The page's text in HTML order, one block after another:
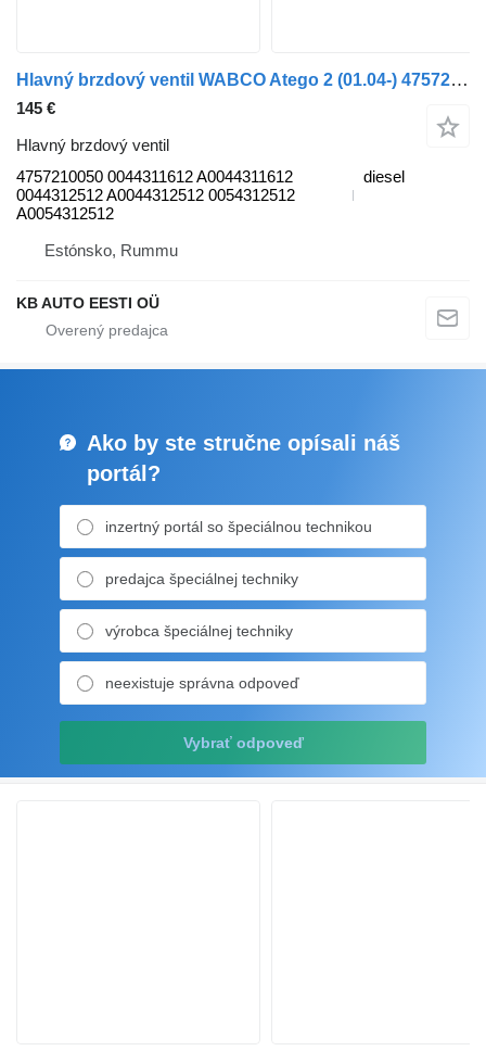
Hlavný brzdový ventil WABCO Atego 2 (01.04-) 4757210050 na nákladného auta Mercedes-Benz Atego, Atego 2, Atego 3 (1996-)
145 €
Hlavný brzdový ventil
4757210050 0044311612 A0044311612
0044312512 A0044312512 0054312512
A0054312512
diesel
Estónsko, Rummu
KB AUTO EESTI OÜ
Ako by ste stručne opísali náš
portál?
inzertný portál so špeciálnou technikou
predajca špeciálnej techniky
výrobca špeciálnej techniky
neexistuje správna odpoveď
Vybrať odpoveď